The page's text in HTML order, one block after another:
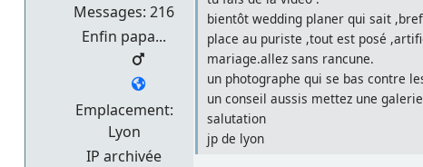
Messages: 216
Enfin papa...
Emplacement:
Lyon
IP archivée
bientôt wedding planer qui sait
place au puriste ,tout est posé
mariage.allez sans rancune.
un photographe qui se bas contre
un conseil aussis mettez une
salutation
jp de lyon